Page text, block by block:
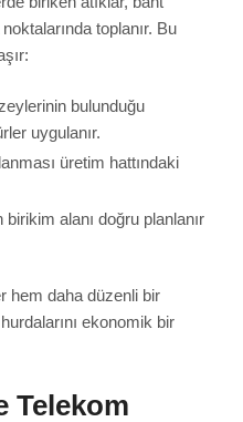
toplanır. Bu
bulunduğu
uygulanır.
üretim hattındaki
birikim alanı doğru planlanır
hem daha düzenli bir
ekonomik bir
Telekom